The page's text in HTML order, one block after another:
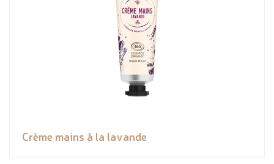
Crème mains à la lavande